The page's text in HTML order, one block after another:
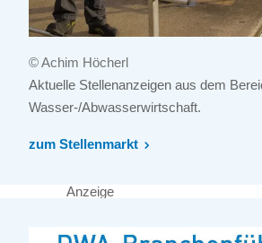
© Achim Höcherl
Aktuelle Stellenanzeigen aus dem
Wasser-/Abwasserwirtschaft.
zum Stellenmarkt
Anzeige